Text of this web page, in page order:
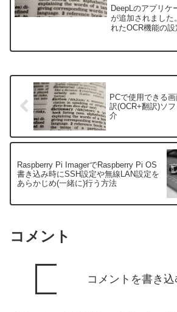
DeepLのアプリケ
が追加されました
れたOCR機能の
す。
PCで使用できる
訳(OCR+翻訳)ソ
介
Raspberry Pi ImagerでRaspberry Pi OS
書き込み時にSSH設定や無線LAN設定を
あらかじめ(一緒に)行う方法
コメント
コメントを書き込